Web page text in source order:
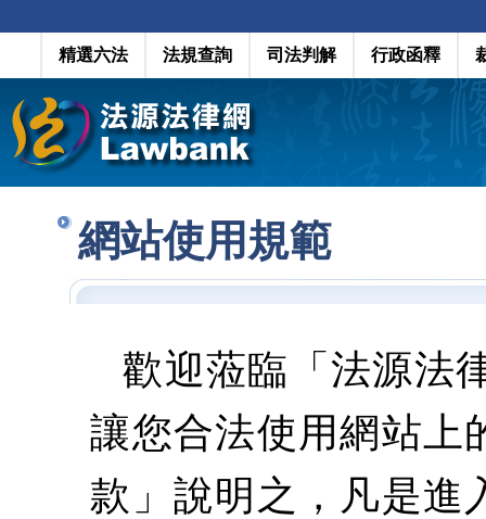
精選六法 法規查詢 司法判解 行政函釋
網站使用規範
歡迎蒞臨「法源法
讓您合法使用網站上
款」說明之，凡是進